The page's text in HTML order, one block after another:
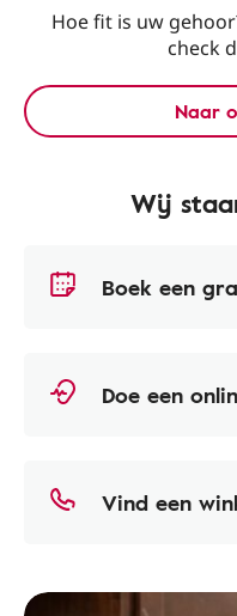
Hoe fit is uw
check
Naar
Wij
Boek een
Doe een
Vind een